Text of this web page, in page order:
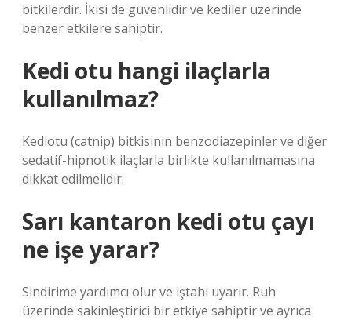
bitkilerdir. İkisi de güvenlidir ve kediler üzerinde
benzer etkilere sahiptir.
Kedi otu hangi ilaçlarla
kullanılmaz?
Kediotu (catnip) bitkisinin benzodiazepinler ve diğer
sedatif-hipnotik ilaçlarla birlikte kullanılmamasına
dikkat edilmelidir.
Sarı kantaron kedi otu çayı
ne işe yarar?
Sindirime yardımcı olur ve iştahı uyarır. Ruh
üzerinde sakinleştirici bir etkiye sahiptir ve ayrıca